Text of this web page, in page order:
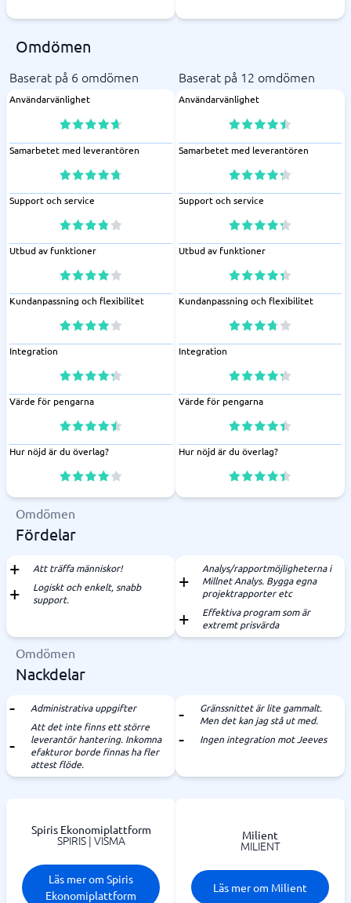
Omdömen
Baserat på 6 omdömen Baserat på 12 omdömen
Användarvänlighet
Samarbetet med leverantören
Support och service
Utbud av funktioner
Kundanpassning och flexibilitet
Integration
Värde för pengarna
Hur nöjd är du överlag?
Användarvänlighet
Samarbetet med leverantören
Support och service
Utbud av funktioner
Kundanpassning och flexibilitet
Integration
Värde för pengarna
Hur nöjd är du överlag?
Omdömen
Fördelar
Att träffa människor!
Logiskt och enkelt, snabb
support.
Analys/rapportmöjligheterna i
Millnet Analys. Bygga egna
projektrapporter etc
Effektiva program som är
extremt prisvärda
Omdömen
Nackdelar
Administrativa uppgifter
Att det inte finns ett större
leverantör hantering. Inkomna
efakturor borde finnas ha fler
attest flöde.
Gränssnittet är lite gammalt.
Men det kan jag stå ut med.
Ingen integration mot Jeeves
Spiris Ekonomiplattform
SPIRIS | VISMA
Läs mer om Spiris
Ekonomiplattform
Milient
MILIENT
Läs mer om Milient